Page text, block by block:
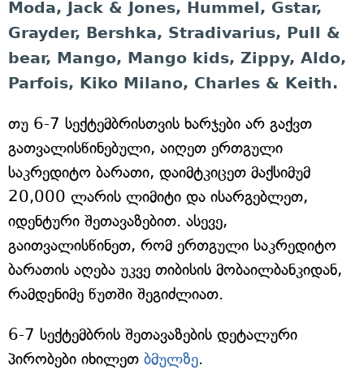
Moda, Jack & Jones, Hummel, Gstar,
Grayder, Bershka, Stradivarius, Pull &
bear, Mango, Mango kids, Zippy, Aldo,
Parfois, Kiko Milano, Charles & Keith.
თუ 6-7 სექტემბრისთვის ხარჯები არ გაქვთ
გათვალისწინებული, აიღეთ ერთგული
საკრედიტო ბარათი, დაიმტკიცეთ მაქსიმუმ
20,000 ლარის ლიმიტი და ისარგებლეთ,
იდენტური შეთავაზებით. ასევე,
გაითვალისწინეთ, რომ ერთგული საკრედიტო
ბარათის აღება უკვე თიბისის მობაილბანკიდან,
რამდენიმე წუთში შეგიძლიათ.
6-7 სექტემბრის შეთავაზების დეტალური
პირობები იხილეთ ბმულზე.